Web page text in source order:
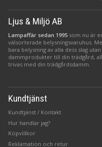
Ljus & Miljö AB
Lampaffär sedan 1995 som nu är
välsorterade belysningsvaruhus.
bara belysning av alla dess slag
dammprodukter till din trädgård,
trivas med din trädgårdsdamm.
Kundtjänst
Kundtjänst / Kontakt
Hur handlar jag?
Köpvillkor
Reklamation och retur